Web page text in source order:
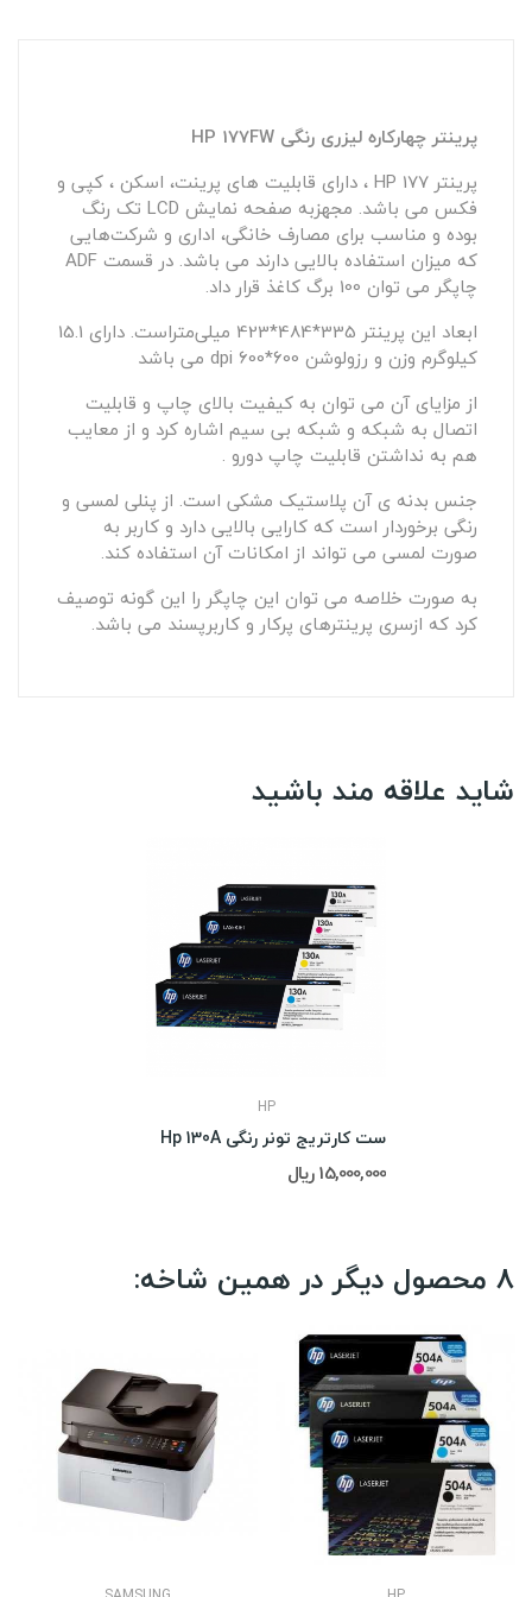
پرینتر چهارکاره لیزری رنگی HP 177FW
پرینتر 177 HP
، دارای قابلیت های پرینت، اسکن ، کپی و
فکس می باشد. مجهزبه صفحه نمایش LCD تک رنگ
بوده و مناسب برای مصارف خانگی، اداری و شرکت‌هایی
که میزان استفاده بالایی دارند می باشد. در قسمت ADF
چاپگر می توان 100 برگ کاغذ قرار داد.
ابعاد این پرینتر 335*484*423 میلی‌متراست. دارای 15.1
کیلوگرم وزن و رزولوشن 600*600 dpi می باشد
از مزایای آن می توان به کیفیت بالای چاپ و قابلیت
اتصال به شبکه و شبکه بی سیم اشاره کرد و از معایب
هم به نداشتن قابلیت چاپ دورو .
جنس بدنه ی آن پلاستیک مشکی است. از پنلی لمسی و
رنگی برخوردار است که کارایی بالایی دارد و کاربر به
صورت لمسی می تواند از امکانات آن استفاده کند.
به صورت خلاصه می توان این چاپگر را این گونه توصیف
کرد که ازسری پرینترهای پرکار و کاربرپسند می باشد.
شاید علاقه مند باشید
HP
ست کارتریج تونر رنگی Hp 130A
15,000,000 ریال
8 محصول دیگر در همین شاخه: